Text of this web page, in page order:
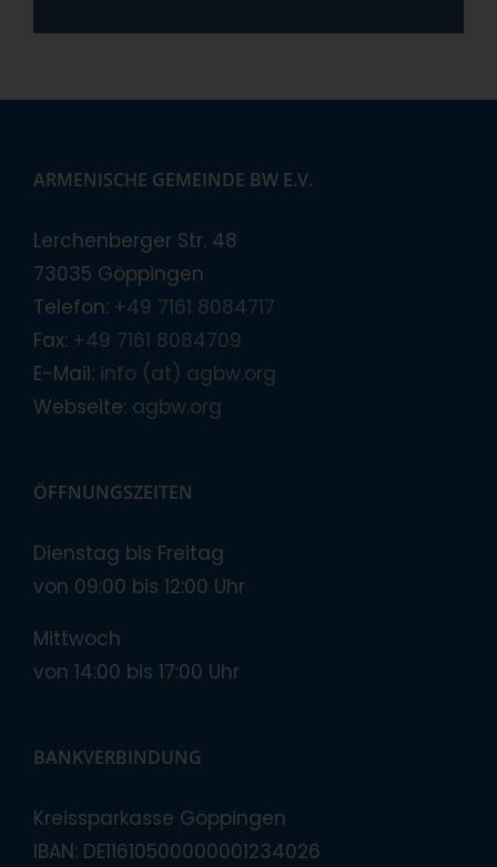
ARMENISCHE GEMEINDE BW E.V.
Lerchenberger Str. 48
73035 Göppingen
Telefon: +49 7161 8084717
Fax: +49 7161 8084709
E-Mail: info (at) agbw.org
Webseite: agbw.org
ÖFFNUNGSZEITEN
Dienstag bis Freitag
von 09:00 bis 12:00 Uhr
Mittwoch
von 14:00 bis 17:00 Uhr
BANKVERBINDUNG
Kreissparkasse Göppingen
IBAN: DE11610500000001234026